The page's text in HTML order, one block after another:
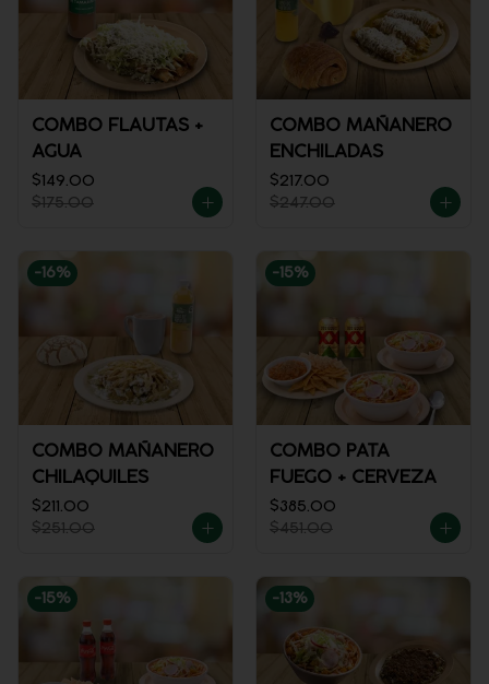
COMBO FLAUTAS +
AGUA
$149.00
$175.00
COMBO MAÑANERO
ENCHILADAS
$217.00
$247.00
-16%
COMBO MAÑANERO
CHILAQUILES
$211.00
$251.00
-15%
COMBO PATA
FUEGO + CERVEZA
$385.00
$451.00
-15% -13%